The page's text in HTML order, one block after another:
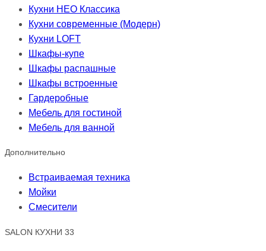
Кухни НЕО Классика
Кухни современные (Модерн)
Кухни LOFT
Шкафы-купе
Шкафы распашные
Шкафы встроенные
Гардеробные
Мебель для гостиной
Мебель для ванной
Дополнительно
Встраиваемая техника
Мойки
Смесители
SALON КУХНИ 33